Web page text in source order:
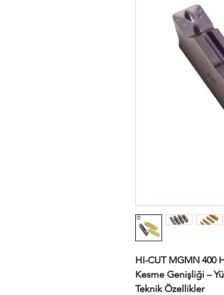
HI-CUT MGMN 400
Kesme Genişliği –
Teknik Özellikler